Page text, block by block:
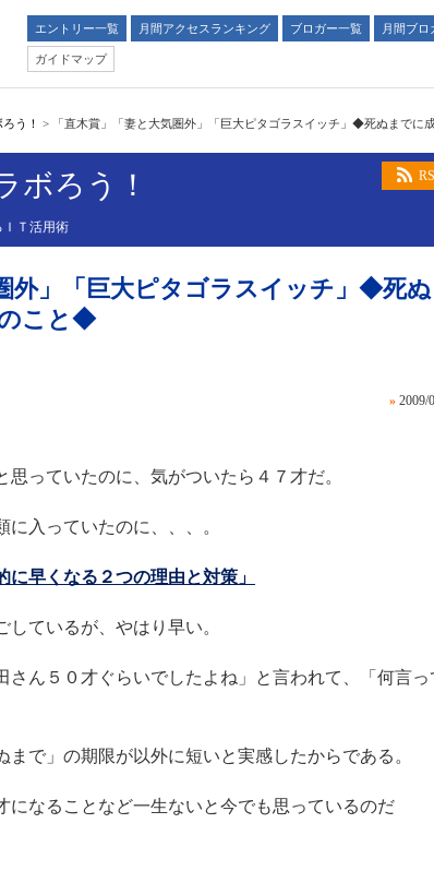
エントリー一覧 月間アクセスランキング ブロガー一覧
月間ブ
ガイドマップ
う！ > 「直木賞」「妻と大気圏外」「巨大ピタゴラスイッチ」◆死ぬまでに
ボろう！
ＩＴ活用術
外」「巨大ピタゴラスイッチ」◆死ぬ
こと◆
» 2009/
っていたのに、気がついたら４７才だ。
入っていたのに、、、。
早くなる２つの理由と対策」
ているが、やはり早い。
ん５０才ぐらいでしたよね」と言われて、「何言っ
で」の期限が以外に短いと実感したからである。
なることなど一生ないと今でも思っているのだ